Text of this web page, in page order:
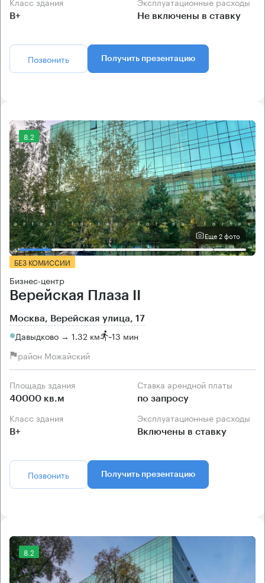
B+ Не включены в ставку
Позвонить Получить презентацию
8.2
Еще 2 фото
БЕЗ КОМИССИИ
Бизнес-центр
Верейская Плаза II
Москва, Верейская улица, 17
Давыдково → 1.32 км ~13 мин
район Можайский
Площадь здания
40000 кв.м
Ставка арендной платы
по запросу
Класс здания
B+
Эксплуатационные расходы
Включены в ставку
Позвонить Получить презентацию
8.2